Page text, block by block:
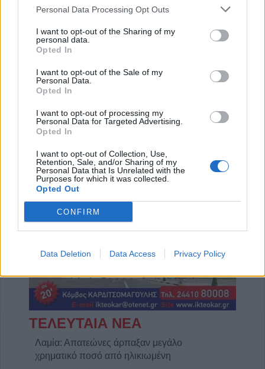
Personal Data Processing Opt Outs
I want to opt-out of the Sharing of my
personal data.
Opted In
I want to opt-out of the Sale of my
Personal Data.
Opted In
I want to opt-out of processing my
Personal Data for Targeted Advertising.
Opted In
I want to opt-out of Collection, Use,
Retention, Sale, and/or Sharing of my
Personal Data that Is Unrelated with the
Purposes for which it was collected.
Opted Out
CONFIRM
Data Deletion Data Access Privacy Policy
ΑΓΓΕΛΙΕΣ
Η Αποκατάσταση Α.Ε. αναζητά για εργασία Νοσηλευτές και Βοηθούς Νοσηλευτές
ΤΕΛΕΥΤΑΙΑ ΝΕΑ
Λαμία: Απατεώνες άρπαξαν μεγάλο
χρηματικό ποσό από ηλικιωμένη